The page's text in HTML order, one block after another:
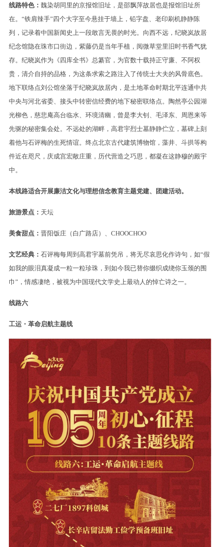
线路特色： 魏染胡同里的京报馆旧址，是邵飘萍故居也是报馆旧址所
在。“铁肩辣手”四个大字至今悬挂于墙上，铅字盘、老印刷机静静陈
列，记录着中国新闻史上一段敢言无畏的时光。向西不远，纪晓岚故居
纪念馆隐在珠市口街边，紫藤仍是当年手植，阅微草堂里旧时书香气犹
存。纪晓岚作为《四库全书》总纂官，为官数十载持正守廉、不阿权
贵，清介自持的品格，为这条求索之路注入了传统士大夫的风骨底色。
地下联络点刘公馆坐落于纪晓岚故居内，是土地革命时期北平连通中共
中央与河北省委、接头中转密信经费的地下秘密联络点。陶然亭公园湖
光柳色，慈悲庵高台临水、环境清幽，曾是李大钊、毛泽东、周恩来等
先驱的秘密集会处。不远处的湖畔，高君宇烈士墓静静伫立，墓碑上刻
着他与石评梅的生死情谊。终点北京古代建筑博物馆，藻井、斗拱等构
件近在咫尺，庆成宫宏敞庄重，历代营造之巧思，都凝在这静穆的殿宇
中。
本线路适合开展廉洁文化与理想信念教育主题党建、团建活动。
旅游景点： 天坛
美食甜点： 晋阳饭庄（白广路店）、CHOOCHOO
文艺经典： 石评梅每周到高君宇墓前凭吊，将无尽哀思化作诗句，如“假
如我的眼泪真凝成一粒一粒珍珠，到如今我已替你缀织成绕你玉颈的围
巾”，情感凄绝，被视为中国现代文学史上最动人的悼亡诗之一。
线路六
工运・革命启航主题线